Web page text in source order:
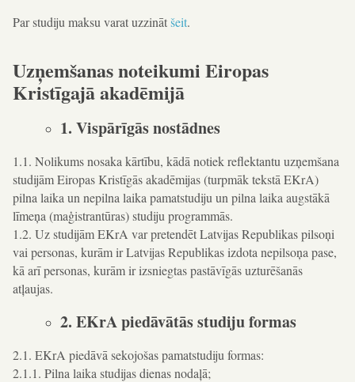
Par studiju maksu varat uzzinātšeit.
Uzņemšanas noteikumi Eiropas
Kristīgajā akadēmijā
1. Vispārīgās nostādnes
1.1. Nolikums nosaka kārtību, kādā notiek reflektantu uzņemšana
studijām Eiropas Kristīgās akadēmijas (turpmāk tekstā EKrA)
pilna laika un nepilna laika pamatstudiju un pilna laika augstākā
līmeņa (maģistrantūras) studiju programmās.
1.2. Uz studijām EKrA var pretendēt Latvijas Republikas pilsoņi
vai personas, kurām ir Latvijas Republikas izdota nepilsoņa pase,
kā arī personas, kurām ir izsniegtas pastāvīgās uzturēšanās
atļaujas.
2. EKrA piedāvātās studiju formas
2.1. EKrA piedāvā sekojošas pamatstudiju formas:
2.1.1. Pilna laika studijas dienas nodaļā;